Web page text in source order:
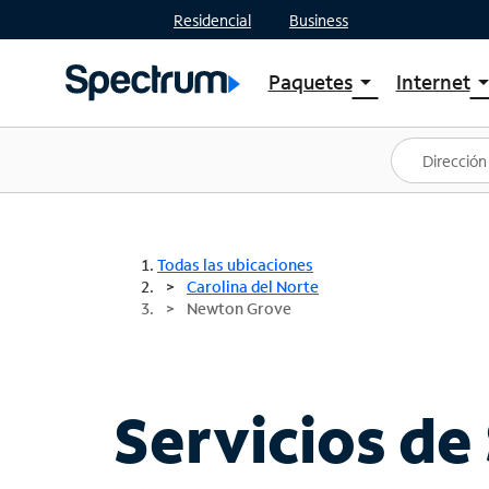
Residencial Business
Paquetesarrow_drop_down
Ver paquetes
Spectrum One
Mejores ofertas
Internetarrow_drop_down
Planes
Todas las ubicaciones
Carolina del Norte
Newton Grove
Servicios